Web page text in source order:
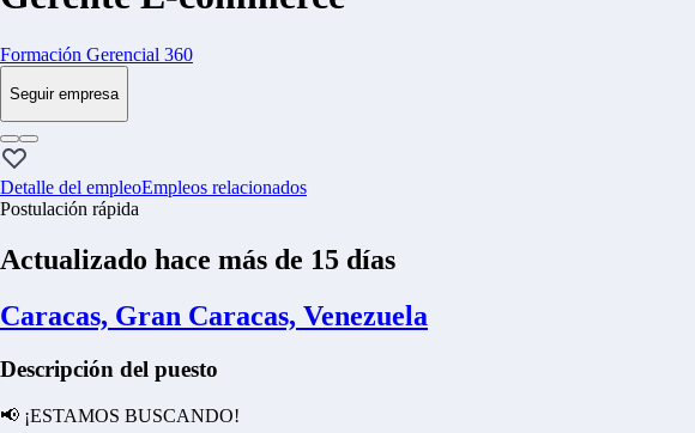
Formación Gerencial 360
Seguir empresa
Detalle del empleoEmpleos relacionados
Postulación rápida
Actualizado hace más de 15 días
Caracas, Gran Caracas, Venezuela
Descripción del puesto
📢 ¡ESTAMOS BUSCANDO!